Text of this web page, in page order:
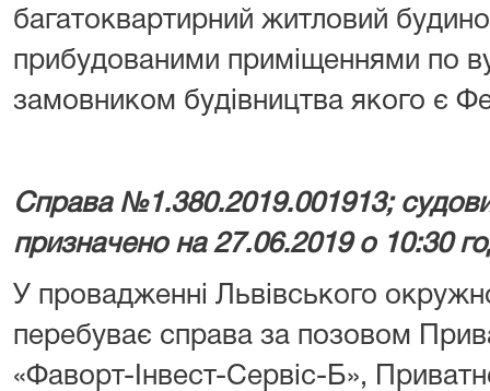
багатоквартирний житловий
прибудованими приміщеннями по
замовником будівництва якого є
Справа №1.380.2019.001913;
призначено на 27.06.2019 о 10:30
У провадженні Львівського
перебуває справа за позовом
«Фаворт-Інвест-Сервіс-Б»,